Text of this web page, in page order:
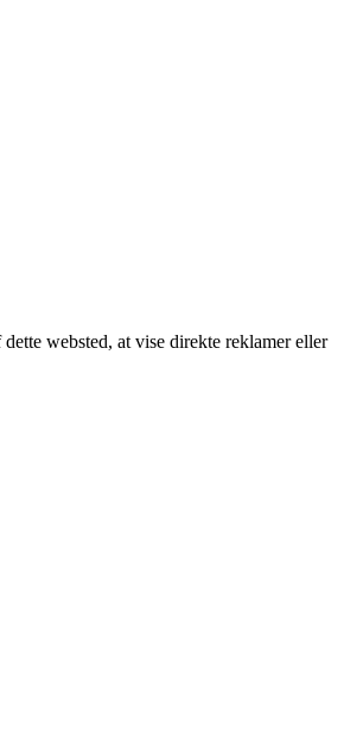
websted, at vise direkte reklamer eller